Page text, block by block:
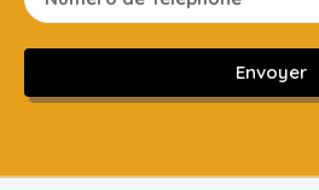
Envoyer
Sans